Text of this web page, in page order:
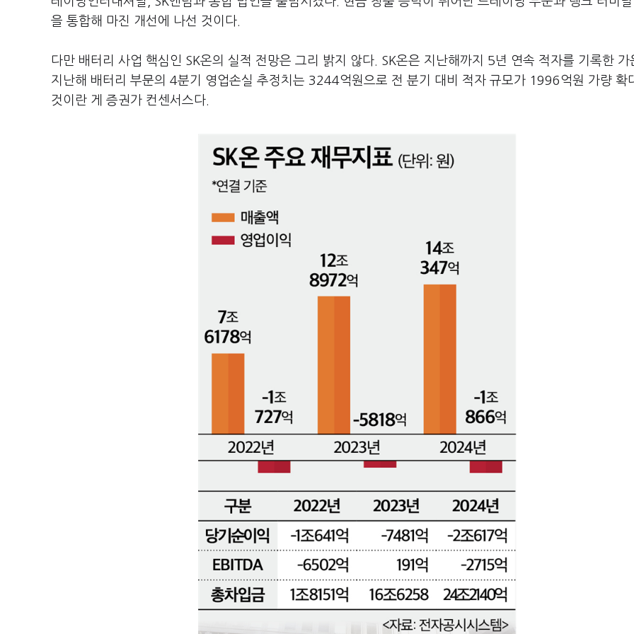
을 통합해 마진 개선에 나선 것이다.
다만 배터리 사업 핵심인 SK온의 실적 전망은 그리 밝지 않다. SK온은 지난해까지 5년 연속 적자를 기록한 가
지난해 배터리 부문의 4분기 영업손실 추정치는 3244억원으로 전 분기 대비 적자 규모가 1996억원 가량 확
것이란 게 증권가 컨센서스다.